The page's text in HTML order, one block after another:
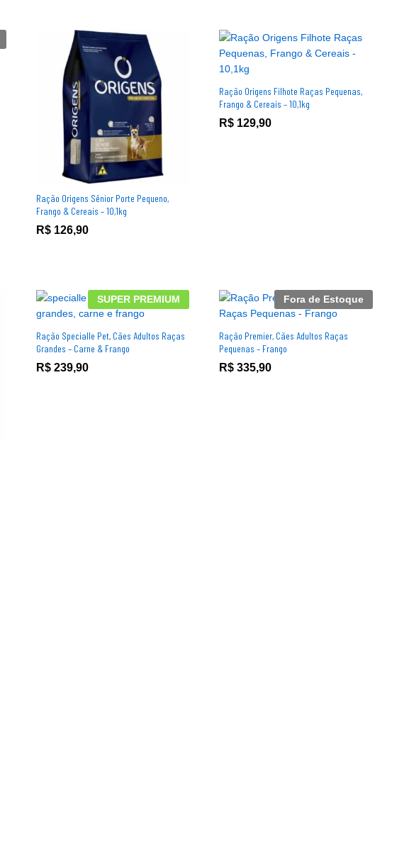
Ração Origens Sênior Porte Pequeno,
Frango & Cereais – 10,1kg
R$126,90
R$126,90
Ração Origens Filhote Raças Pequenas,
Frango & Cereais – 10,1kg
R$ 129,90
R$ 129,90
SUPER PREMIUM
Ração Specialle Pet, Cães Adultos Raças
Grandes – Carne & Frango
R$239,90
R$239,90
Fora de Estoque
Ração Premier, Cães Adultos Raças
Pequenas – Frango
R$ 335,90
R$ 335,90